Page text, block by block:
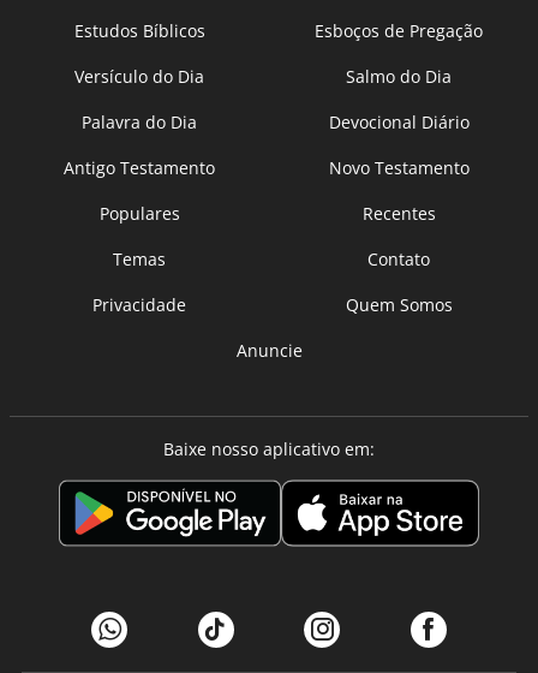
Estudos Bíblicos
Esboços de Pregação
Versículo do Dia
Salmo do Dia
Palavra do Dia
Devocional Diário
Antigo Testamento
Novo Testamento
Populares
Recentes
Temas
Contato
Privacidade
Quem Somos
Anuncie
Baixe nosso aplicativo em: